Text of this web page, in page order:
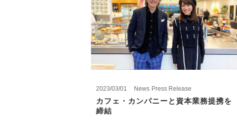
2023/03/01 News Press Release
カフェ・カンパニーと資本業務提携を
締結